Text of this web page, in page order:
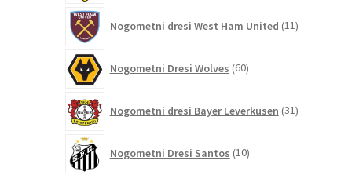
Nogometni dresi West Ham United 11izdelkov
Nogometni Dresi Wolves 60izdelkov
Nogometni dresi Bayer Leverkusen 31izdelkov
Nogometni Dresi Santos 10izdelkov